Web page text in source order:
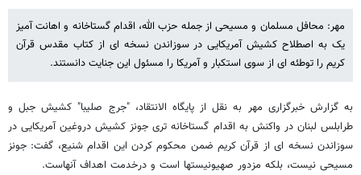
مهر: محافل مسلمان و مسیحی از جمله حزب الله، اقدام گستاخانه و اهانت آمیز
یک به اصطلاح کشیش آمریکایی در سوزاندن نسخه ای از کتاب مقدس قرآن
کریم را توطئه ای از سوی استکبار و آمریکا را مسئول این جنایت دانستند.
به گزارش خبرگزاری مهر به نقل از پایگاه الانتقاد، "جرج صلیبا" کشیش جبل و
طرابلس لبنان در واکنش به اقدام گستاخانه تری جونز کشیش دروغین آمریکایی در
سوزاندن نسخه ای از قرآن کریم ضمن محکوم کردن این اقدام شنیع، گفت: جونز
مسیحی نیست، بلکه مزدور صهیونیستها است و درخدمت اهداف آنهاست.